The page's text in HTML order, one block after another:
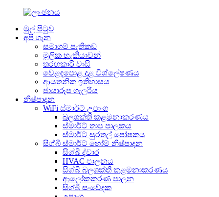
මුල් පිටුව
අපි ගැන
සමාගම් පැතිකඩ
මූලික හැකියාවන්
තරඟකාරී වාසි
වෙළඳපොළ දළ විශ්ලේෂණය
ආයතනික ඉතිහාසය
ඡායාරූප ගැලරිය
නිෂ්පාදන
WiFi ස්මාර්ට් උපාංග
බලශක්ති කළමනාකරණය
ස්මාර්ට් තාප පාලකය
ස්මාර්ට් සුරතල් පෝෂකය
සිග්බී ස්මාර්ට් හෝම් නිෂ්පාදන
සිග්බී ද්වාර
HVAC පාලනය
සිග්බී බලශක්ති කළමනාකරණය
ආලෝකකරණ පාලන
සිග්බී සංවේදක